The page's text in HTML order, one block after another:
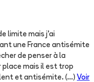
limite mais j’ai
une France antisémite
de penser à la
place mais il est trop
et antisémite. (...) Voir